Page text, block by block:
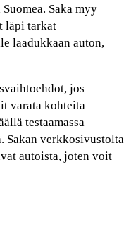
Saka myy
läpi tarkat
laadukkaan auton,
jos
varata kohteita
testaamassa
Sakan verkkosivustolta
autoista, joten voit